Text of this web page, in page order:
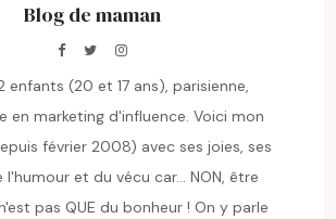
Blog de maman
enfants (20 et 17 ans), parisienne,
en marketing d'influence. Voici mon
février 2008) avec ses joies, ses
l'humour et du vécu car... NON, être
pas QUE du bonheur ! On y parle